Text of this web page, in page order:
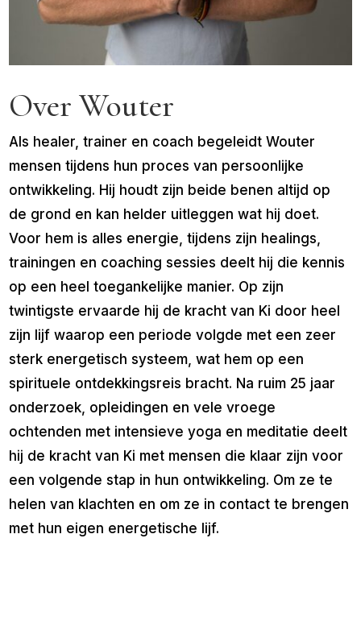
Over Wouter
Als healer, trainer en coach begeleidt Wouter
mensen tijdens hun proces van persoonlijke
ontwikkeling. Hij houdt zijn beide benen altijd op
de grond en kan helder uitleggen wat hij doet.
Voor hem is alles energie, tijdens zijn healings,
trainingen en coaching sessies deelt hij die kennis
op een heel toegankelijke manier. Op zijn
twintigste ervaarde hij de kracht van Ki door heel
zijn lijf waarop een periode volgde met een zeer
sterk energetisch systeem, wat hem op een
spirituele ontdekkingsreis bracht. Na ruim 25 jaar
onderzoek, opleidingen en vele vroege
ochtenden met intensieve yoga en meditatie deelt
hij de kracht van Ki met mensen die klaar zijn voor
een volgende stap in hun ontwikkeling. Om ze te
helen van klachten en om ze in contact te brengen
met hun eigen energetische lijf.